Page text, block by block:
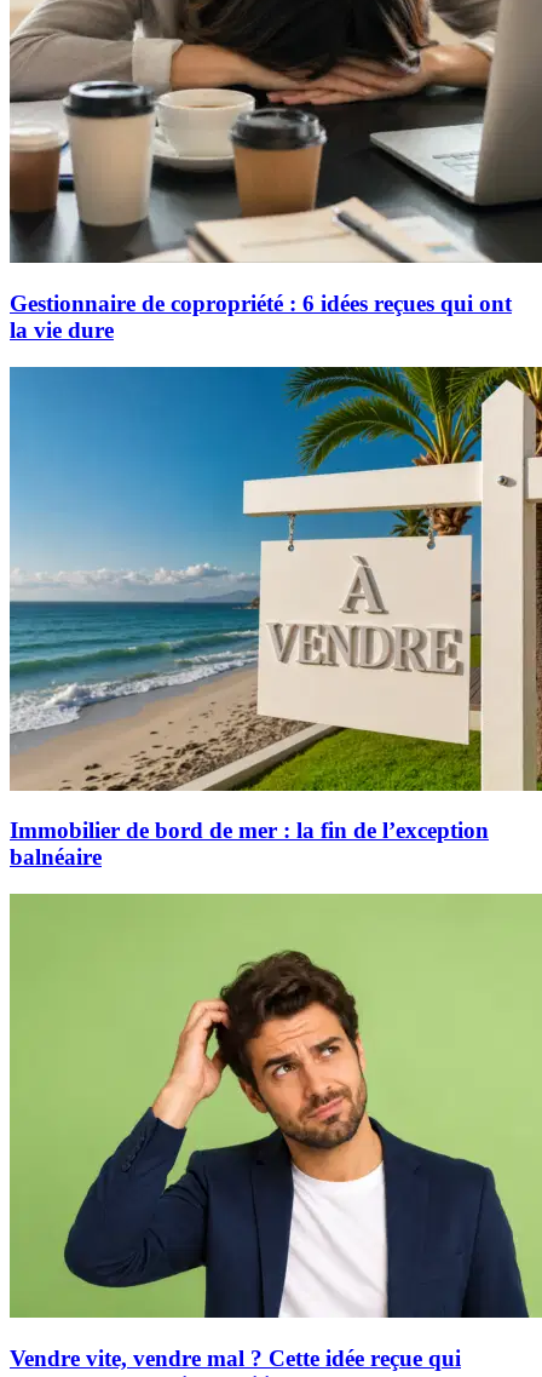
Gestionnaire de copropriété : 6 idées reçues qui ont
la vie dure
Immobilier de bord de mer : la fin de l’exception
balnéaire
Vendre vite, vendre mal ? Cette idée reçue qui